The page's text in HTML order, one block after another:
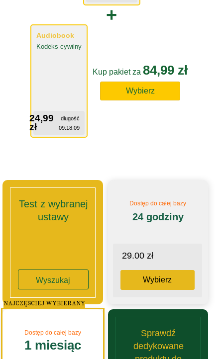
+
Audiobook
Kodeks cywilny
24,99
zł
długość
09:18:09
Kup pakiet za 84,99 zł
Wybierz
Test z wybranej
ustawy
Wyszukaj
Dostęp do całej bazy
24 godziny
29.00 zł
Wybierz
Dostęp do całej bazy
1 miesiąc
NAJCZĘSCIEJ WYBIERANY
Sprawdź
dedykowane